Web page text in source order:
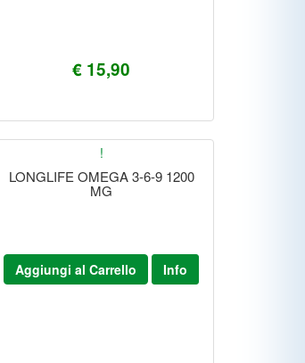
€ 15,90
!
LONGLIFE OMEGA 3-6-9 1200
MG
Aggiungi al Carrello Info